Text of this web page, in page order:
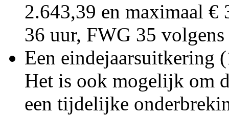
2.643,39 en maximaal €
36 uur, FWG 35
Een eindejaarsuitkering
Het is ook mogelijk om
een tijdelijke